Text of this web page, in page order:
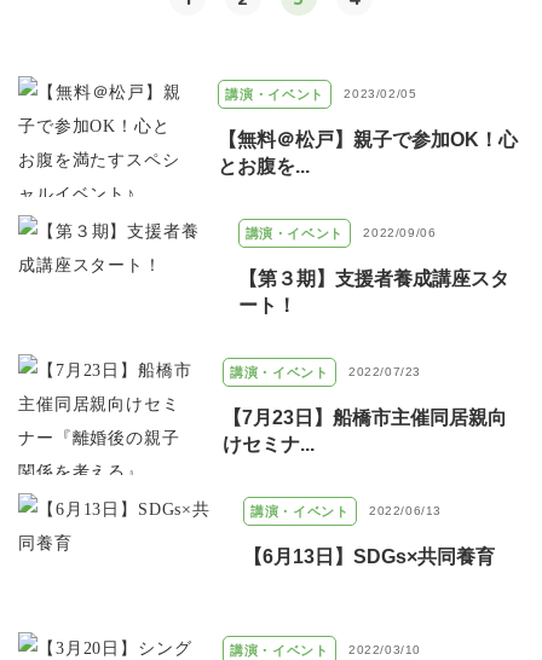
講演・イベント 2023/02/05
【無料＠松戸】親子で参加OK！心
とお腹を...
講演・イベント 2022/09/06
【第３期】支援者養成講座スタ
ート！
講演・イベント 2022/07/23
【7月23日】船橋市主催同居親向
けセミナ...
講演・イベント 2022/06/13
【6月13日】SDGs×共同養育
講演・イベント 2022/03/10